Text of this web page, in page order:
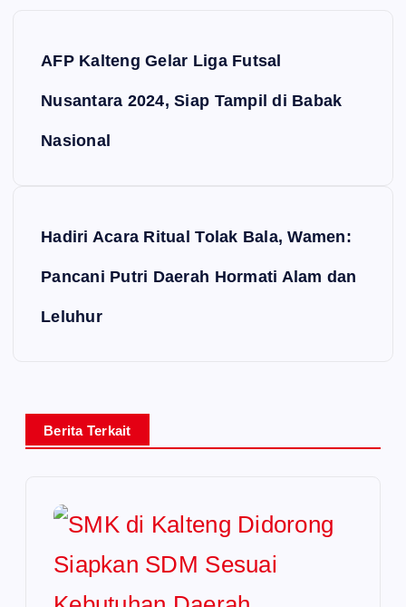
AFP Kalteng Gelar Liga Futsal
Nusantara 2024, Siap Tampil di Babak
Nasional
Hadiri Acara Ritual Tolak Bala, Wamen:
Pancani Putri Daerah Hormati Alam dan
Leluhur
Berita Terkait